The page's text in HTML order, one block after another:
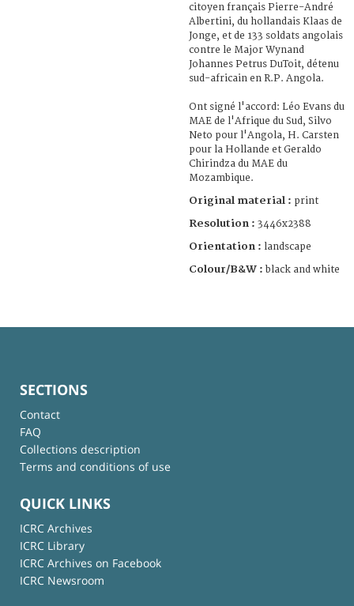
citoyen français Pierre-André
Albertini, du hollandais Klaas de
Jonge, et de 133 soldats angolais
contre le Major Wynand
Johannes Petrus DuToit, détenu
sud-africain en R.P. Angola.
Ont signé l'accord: Léo Evans du
MAE de l'Afrique du Sud, Silvo
Neto pour l'Angola, H. Carsten
pour la Hollande et Geraldo
Chirindza du MAE du
Mozambique.
Original material : print
Resolution : 3446x2388
Orientation : landscape
Colour/B&W : black and white
SECTIONS
Contact
FAQ
Collections description
Terms and conditions of use
QUICK LINKS
ICRC Archives
ICRC Library
ICRC Archives on Facebook
ICRC Newsroom